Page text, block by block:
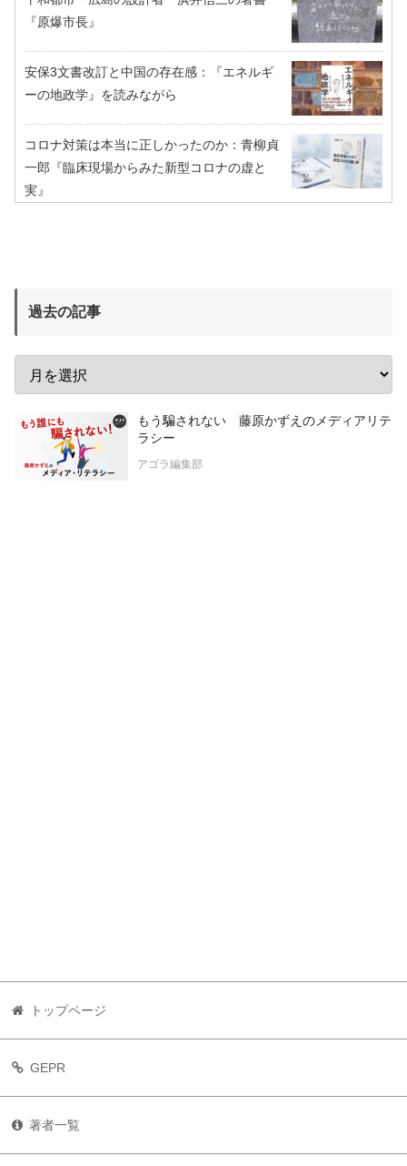
『原爆市長』
安保3文書改訂と中国の存在感：『エネルギ
ーの地政学』を読みながら
コロナ対策は本当に正しかったのか：青柳貞
一郎『臨床現場からみた新型コロナの虚と
実』
過去の記事
もう騙されない 藤原かずえのメディアリテ
ラシー
アゴラ編集部
トップページ
GEPR
著者一覧